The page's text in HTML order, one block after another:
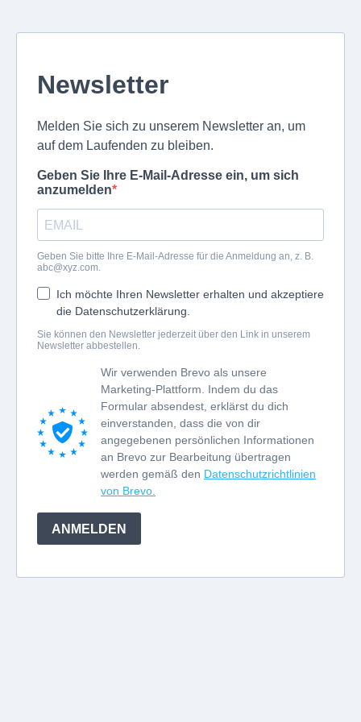
Newsletter
Melden Sie sich zu unserem Newsletter an, um
auf dem Laufenden zu bleiben.
Geben Sie Ihre E-Mail-Adresse ein, um sich
anzumelden
Geben Sie bitte Ihre E-Mail-Adresse für die Anmeldung an, z. B.
abc@xyz.com.
Ich möchte Ihren Newsletter erhalten und akzeptiere
die Datenschutzerklärung.
Sie können den Newsletter jederzeit über den Link in unserem
Newsletter abbestellen.
Wir verwenden Brevo als unsere
Marketing-Plattform. Indem du das
Formular absendest, erklärst du dich
einverstanden, dass die von dir
angegebenen persönlichen Informationen
an Brevo zur Bearbeitung übertragen
werden gemäß den Datenschutzrichtlinien
von Brevo.
ANMELDEN